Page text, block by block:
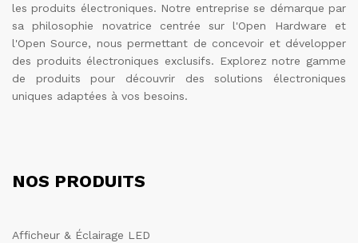
les produits électroniques. Notre entreprise se démarque par
sa philosophie novatrice centrée sur l'Open Hardware et
l'Open Source, nous permettant de concevoir et développer
des produits électroniques exclusifs. Explorez notre gamme
de produits pour découvrir des solutions électroniques
uniques adaptées à vos besoins.
NOS PRODUITS
Afficheur & Éclairage LED